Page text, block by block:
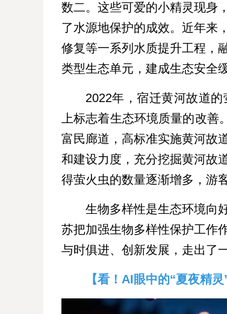
数二。这些可爱的小精灵现身
了水源地保护的成效。近年来
修复等一系列水质提升工程，
类型生态单元，建成生态安全
2022年，宿迁黄河故道
上标志着生态环境质量的改
富民廊道，高标准实施黄河故
和建设力度，充分挖掘黄河故
得萤火虫的数量逐渐增多，游
生物多样性是生态环境向
苏把加强生物多样性保护工作
与时俱进、创新发展，走出了
【看！AI眼中的“夏夜精灵”